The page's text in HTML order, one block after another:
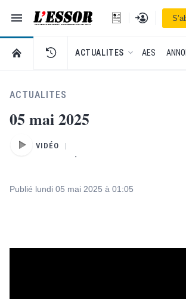
Navigation
L'Essor - retour à la une
Se connecter
RETOUR À LA PAGE D’ACCUEIL DE L'ESSOR
ACTUALITES AES
ACTUALITES
05 mai 2025
VIDÉO
.
Publié lundi 05 mai 2025 à 01:05